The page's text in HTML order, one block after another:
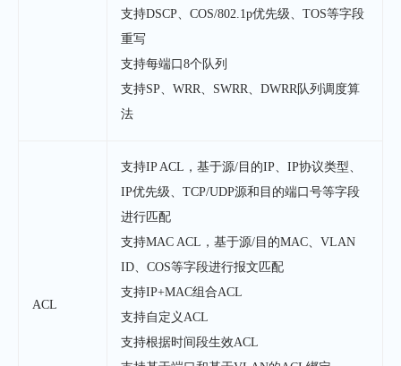
支持DSCP、COS/802.1p优先级、TOS等字段
重写
支持每端口8个队列
支持SP、WRR、SWRR、DWRR队列调度算
法
ACL
支持IP ACL，基于源/目的IP、IP协议类型、
IP优先级、TCP/UDP源和目的端口号等字段
进行匹配
支持MAC ACL，基于源/目的MAC、VLAN
ID、COS等字段进行报文匹配
支持IP+MAC组合ACL
支持自定义ACL
支持根据时间段生效ACL